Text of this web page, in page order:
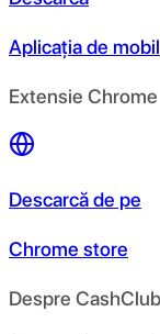
Aplicația de mobil
Extensie Chrome
Descarcă de pe
Chrome store
Despre CashClub